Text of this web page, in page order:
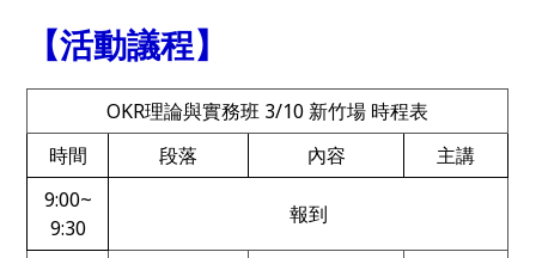
【活動議程】
OKR理論與實務班 3/10 新竹場 時程表
時間
段落 內容
主講
9:00~
9:30
報到